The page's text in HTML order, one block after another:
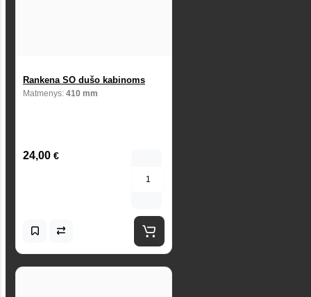
Rankena SO dušo kabinoms
Matmenys: 410 mm
24,00 €